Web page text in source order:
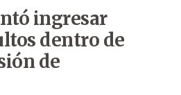
ingresar
dentro de
de